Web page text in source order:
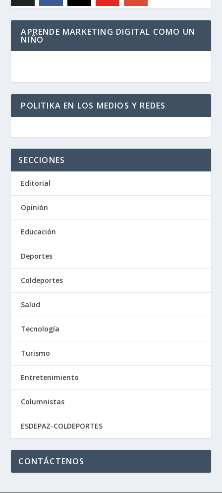
APRENDE MARKETING DIGITAL COMO UN
NIÑO
POLITIKA EN LOS MEDIOS Y REDES
SECCIONES
Editorial
Opinión
Educación
Deportes
Coldeportes
Salud
Tecnología
Turismo
Entretenimiento
Columnistas
ESDEPAZ-COLDEPORTES
CONTÁCTENOS